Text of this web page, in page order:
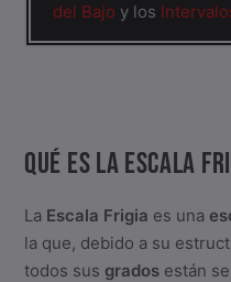
del Bajo y los
QUÉ ES LA ESCALA
La Escala Frigia es una
la que, debido a su
todos sus grados están